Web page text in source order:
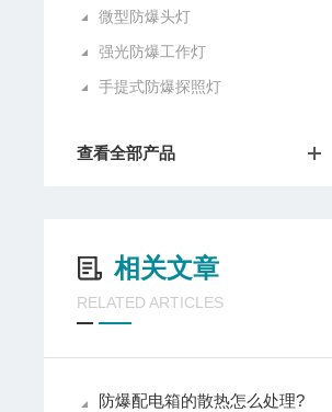
微型防爆头灯
强光防爆工作灯
手提式防爆探照灯
查看全部产品
相关文章
RELATED ARTICLES
防爆配电箱的散热怎么处理?